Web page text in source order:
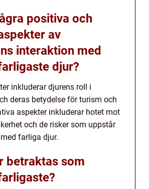
positiva och
av
interaktion med
djur?
inkluderar djurens roll i
deras betydelse för turism och
aspekter inkluderar hotet mot
och de risker som uppstår
farliga djur.
betraktas som